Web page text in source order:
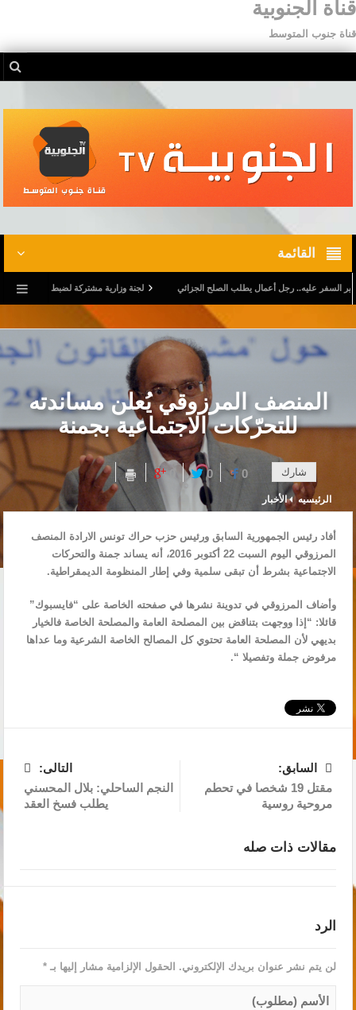
قناة الجنوبية
قناة جنوب المتوسط
القائمة
عليه.. رجل أعمال يطلب الصلح الجزائي لجنة وزارية مشتركة لضبط برنامج تدخّل خاص برياض
المنصف المرزوقي يُعلن مساندته
للتحرّكات الاجتماعية بجمنة
شارك 0
0
0
الرئيسيه الأخبار
أفاد رئيس الجمهورية السابق ورئيس حزب حراك تونس الارادة المنصف
المرزوقي اليوم السبت 22 أكتوبر 2016، أنه يساند جمنة والتحركات
الاجتماعية بشرط أن تبقى سلمية وفي إطار المنظومة الديمقراطية.
وأضاف المرزوقي في تدوينة نشرها في صفحته الخاصة على “فايسبوك”
قائلا: “إذا ووجهت بتناقض بين المصلحة العامة والمصلحة الخاصة فالخيار
بديهي لأن المصلحة العامة تحتوي كل المصالح الخاصة الشرعية وما عداها
مرفوض جملة وتفصيلا “.
السابق:
مقتل 19 شخصا في تحطم
مروحية روسية
التالى:
النجم الساحلي: بلال المحسني
يطلب فسخ العقد‎
مقالات ذات صله
الرد
لن يتم نشر عنوان بريدك الإلكتروني. الحقول الإلزامية مشار إليها بـ*